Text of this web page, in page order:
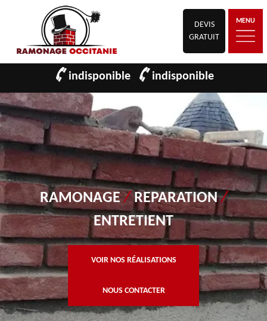
DEVIS
GRATUIT
MENU
indisponible indisponible
RAMONAGE/REPARATION/
ENTRETIENT
VOIR NOS RÉALISATIONS
NOUS CONTACTER